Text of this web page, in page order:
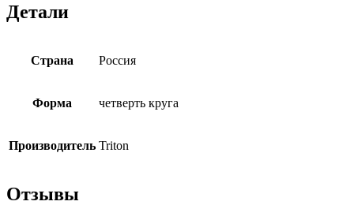
Детали
Страна Россия
Форма четверть круга
Производитель Triton
Отзывы